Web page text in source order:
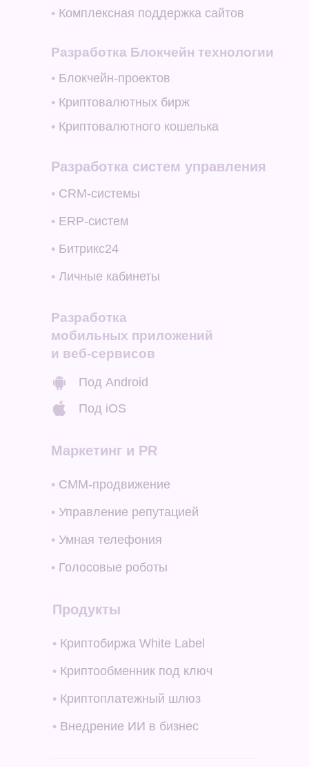
• Криптобиржа White Label
• Криптообменник под ключ
• Криптоплатежный шлюз
• Внедрение ИИ в бизнес
Продукты
• СММ-продвижение
• Управление репутацией
• Умная телефония
• Голосовые роботы
Маркетинг и PR
• Битрикс24
• Личные кабинеты
• CRM-системы
• ERP-систем
Разработка систем управления
Разработка Блокчейн технологии
• Блокчейн-проектов
• Криптовалютных бирж
• Криптовалютного кошелька
Разработка
мобильных приложений
и веб-сервисов
Под Android
Под iOS
• Комплексная поддержка сайтов